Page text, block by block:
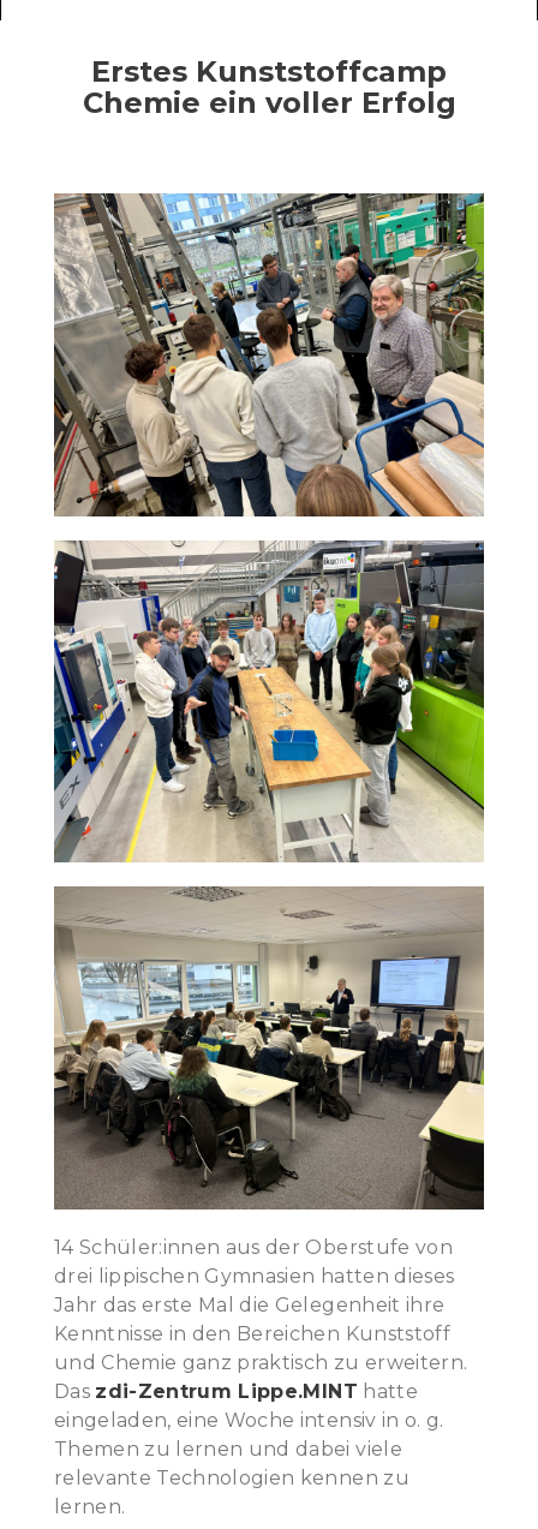
Erstes Kunststoffcamp
Chemie ein voller Erfolg
14 Schüler:innen aus der Oberstufe von
drei lippischen Gymnasien hatten dieses
Jahr das erste Mal die Gelegenheit ihre
Kenntnisse in den Bereichen Kunststoff
und Chemie ganz praktisch zu erweitern.
Das zdi-Zentrum Lippe.MINT hatte
eingeladen, eine Woche intensiv in o. g.
Themen zu lernen und dabei viele
relevante Technologien kennen zu
lernen.